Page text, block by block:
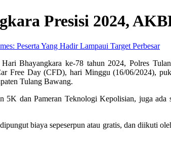
Presisi 2024,
Perbesar
Bhayangkara ke-78 tahun 2024, Polres
Free Day (CFD), hari Minggu (16/06/2024),
Tulang Bawang.
dan Pameran Teknologi Kepolisian, juga
biaya sepeserpun atau gratis, dan diikuti